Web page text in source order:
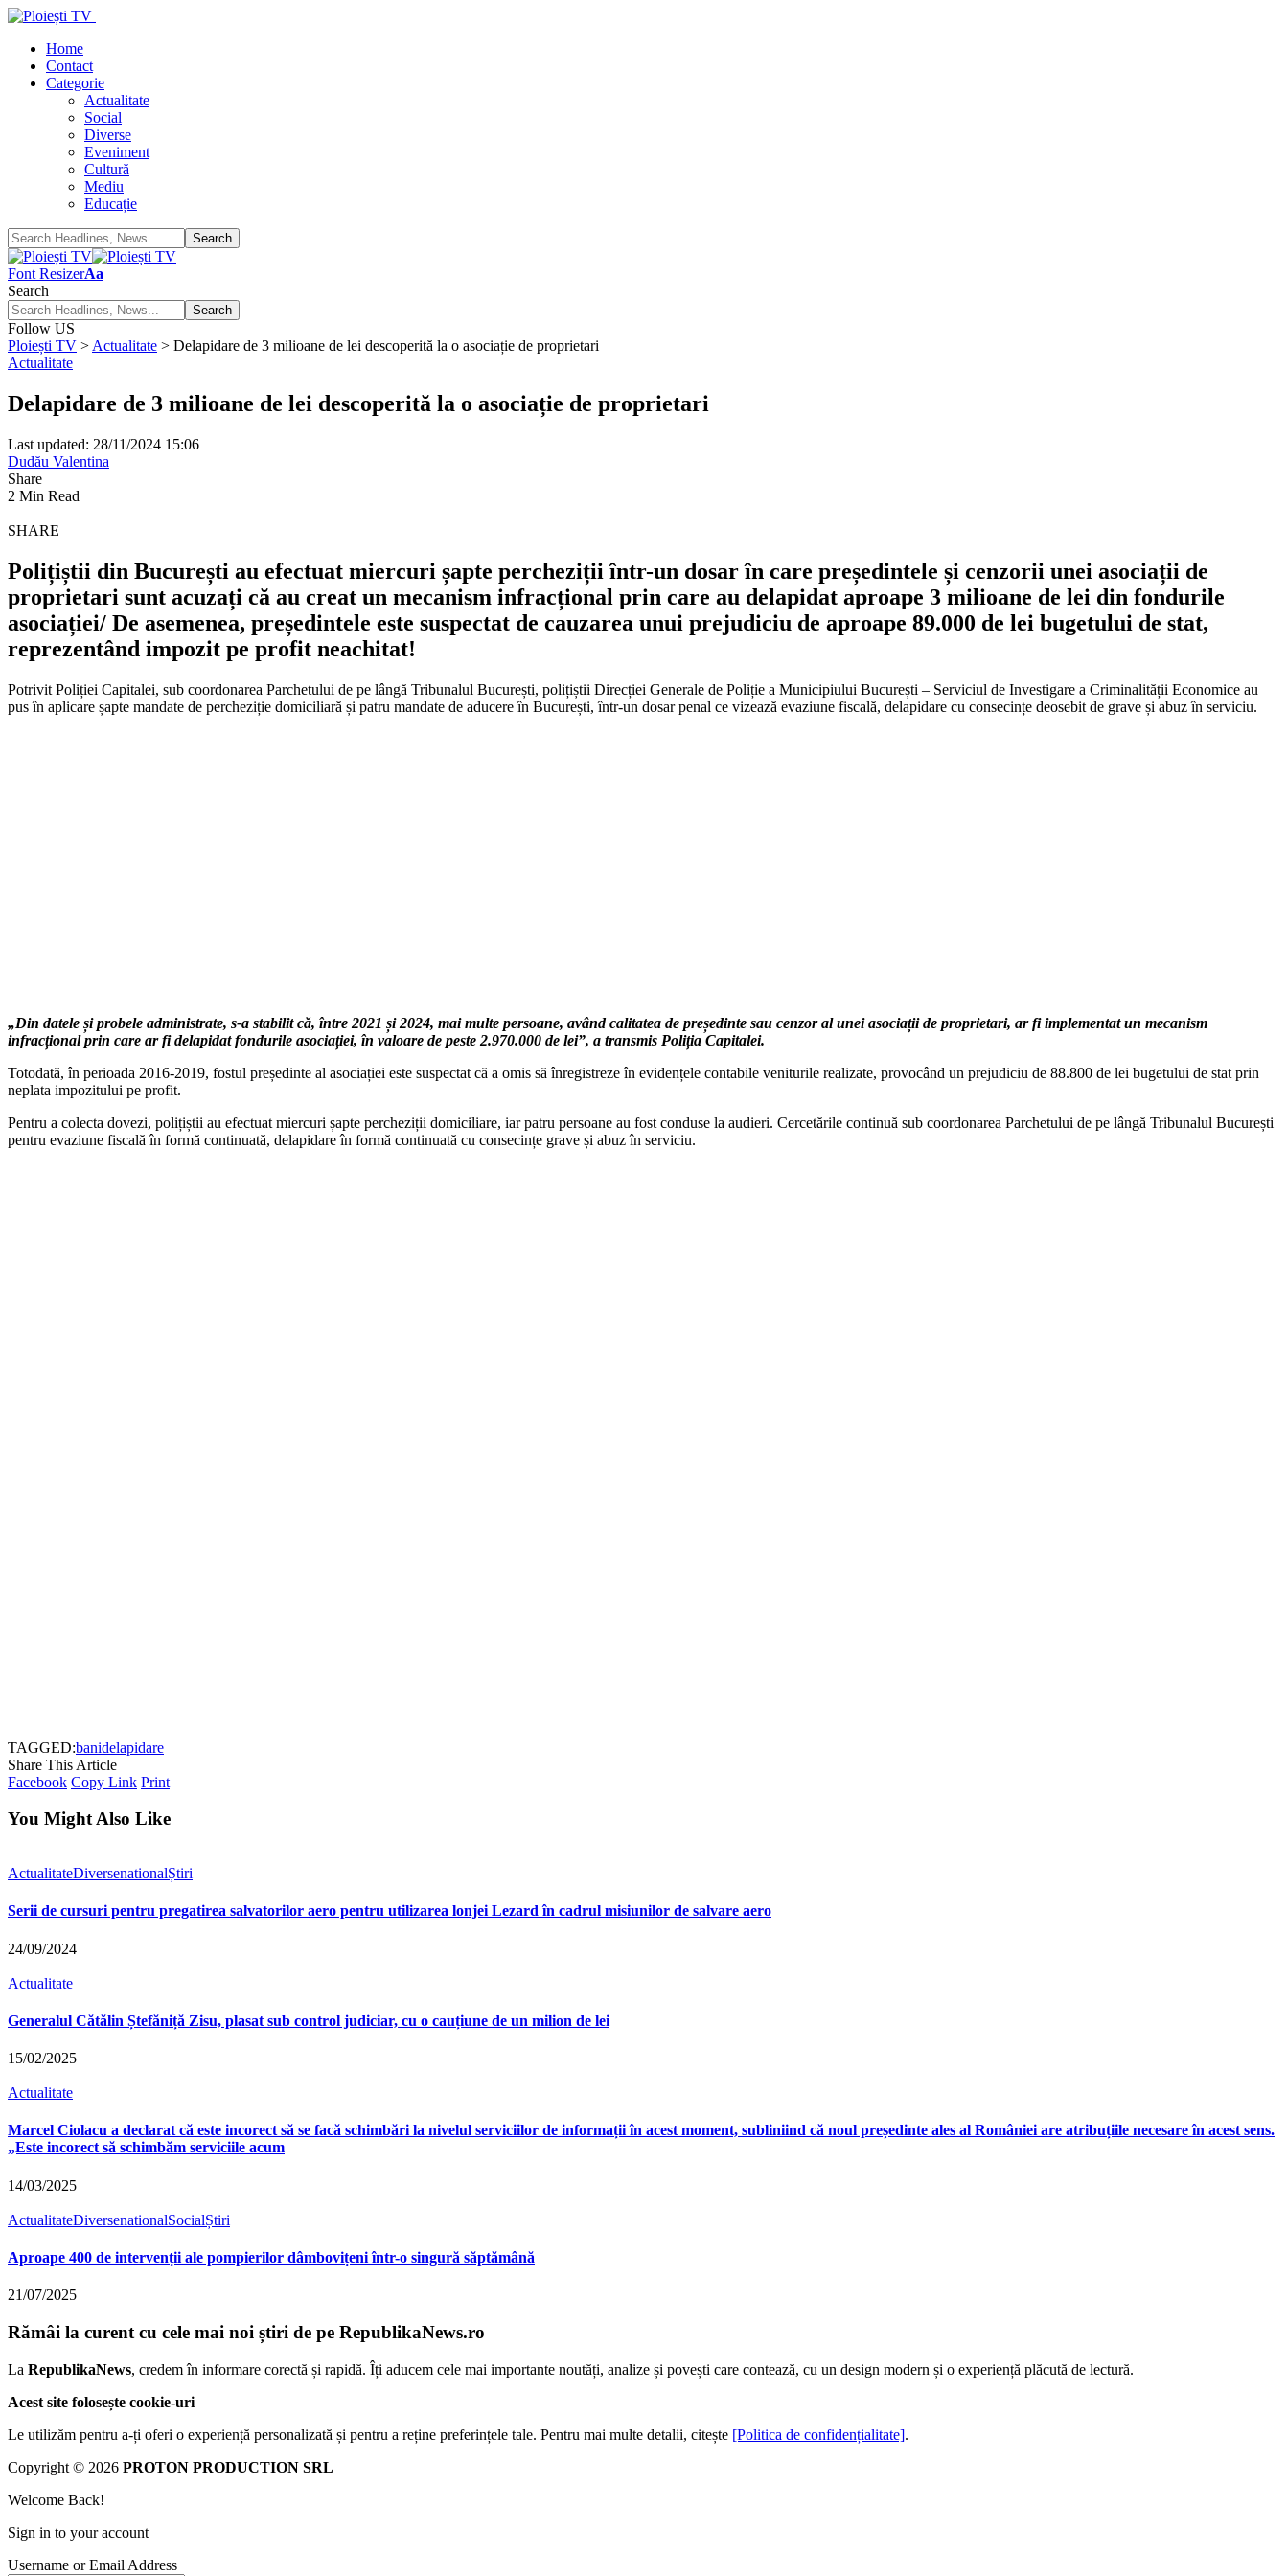
Home
Contact
Categorie
Actualitate
Social
Diverse
Eveniment
Cultură
Mediu
Educație
Font ResizerAa
Search
Follow US
Ploiești TV > Actualitate > Delapidare de 3 milioane de lei descoperită la o asociație de proprietari
Actualitate
Delapidare de 3 milioane de lei descoperită la o asociație de proprietari
Last updated: 28/11/2024 15:06
Dudău Valentina
Share
2 Min Read
SHARE
Polițiștii din București au efectuat miercuri șapte percheziții într-un dosar în care președintele și cenzorii unei asociații de
proprietari sunt acuzați că au creat un mecanism infracțional prin care au delapidat aproape 3 milioane de lei din fondurile
asociației/ De asemenea, președintele este suspectat de cauzarea unui prejudiciu de aproape 89.000 de lei bugetului de stat,
reprezentând impozit pe profit neachitat!
Potrivit Poliției Capitalei, sub coordonarea Parchetului de pe lângă Tribunalul București, polițiștii Direcției Generale de Poliție a Municipiului București – Serviciul de Investigare a Criminalității Economice au
pus în aplicare șapte mandate de percheziție domiciliară și patru mandate de aducere în București, într-un dosar penal ce vizează evaziune fiscală, delapidare cu consecințe deosebit de grave și abuz în serviciu.
„Din datele și probele administrate, s-a stabilit că, între 2021 și 2024, mai multe persoane, având calitatea de președinte sau cenzor al unei asociații de proprietari, ar fi implementat un mecanism
infracțional prin care ar fi delapidat fondurile asociației, în valoare de peste 2.970.000 de lei”, a transmis Poliția Capitalei.
Totodată, în perioada 2016-2019, fostul președinte al asociației este suspectat că a omis să înregistreze în evidențele contabile veniturile realizate, provocând un prejudiciu de 88.800 de lei bugetului de stat prin
neplata impozitului pe profit.
Pentru a colecta dovezi, polițiștii au efectuat miercuri șapte percheziții domiciliare, iar patru persoane au fost conduse la audieri. Cercetările continuă sub coordonarea Parchetului de pe lângă Tribunalul București
pentru evaziune fiscală în formă continuată, delapidare în formă continuată cu consecințe grave și abuz în serviciu.
TAGGED:banidelapidare
Share This Article
Facebook Copy Link Print
You Might Also Like
ActualitateDiversenationalȘtiri
Serii de cursuri pentru pregatirea salvatorilor aero pentru utilizarea lonjei Lezard în cadrul misiunilor de salvare aero
24/09/2024
Actualitate
Generalul Cătălin Ștefăniță Zisu, plasat sub control judiciar, cu o cauțiune de un milion de lei
15/02/2025
Actualitate
Marcel Ciolacu a declarat că este incorect să se facă schimbări la nivelul serviciilor de informații în acest moment, subliniind că noul președinte ales al României are atribuțiile necesare în acest sens.
„Este incorect să schimbăm serviciile acum
14/03/2025
ActualitateDiversenationalSocialȘtiri
Aproape 400 de intervenții ale pompierilor dâmbovițeni într-o singură săptămână
21/07/2025
Rămâi la curent cu cele mai noi știri de pe RepublikaNews.ro
La RepublikaNews, credem în informare corectă și rapidă. Îți aducem cele mai importante noutăți, analize și povești care contează, cu un design modern și o experiență plăcută de lectură.
Acest site folosește cookie-uri
Le utilizăm pentru a-ți oferi o experiență personalizată și pentru a reține preferințele tale. Pentru mai multe detalii, citește [Politica de confidențialitate].
Copyright © 2026 PROTON PRODUCTION SRL
Welcome Back!
Sign in to your account
Username or Email Address